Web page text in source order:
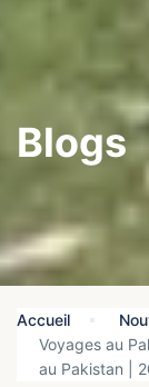
Blogs
Accueil
Voyages au
au Pakistan |